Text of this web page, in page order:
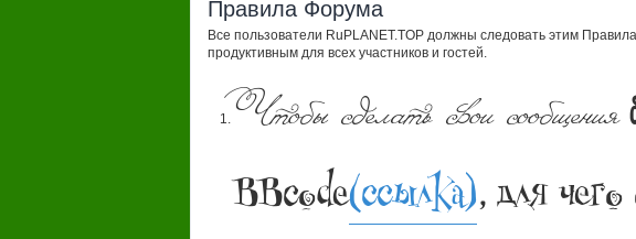
Правила Форума
Все пользователи RuPLANET.TOP должны следовать этим
продуктивным для всех участников и гостей.
Чтобы сделать свои сообщения
BBcode(ссылка), для